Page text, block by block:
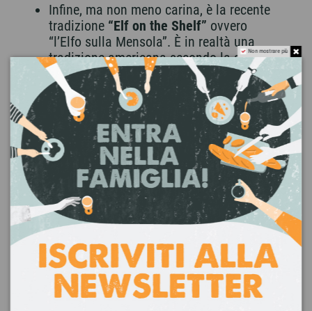
Infine, ma non meno carina, è la recente
tradizione “Elf on the Shelf” ovvero
“l’Elfo sulla Mensola”. È in realtà una
tradizione americana secondo la quale
durante l’Avvento un piccolo elfo arriva
nelle case dei bambini e, osservando
tutto ciò che accade, riporta a Babbo
Natale chi è stato buono e chi monello.
CONDIVIDI QUESTO ARTICOLO
Facebook
Google+
Non mostrare più